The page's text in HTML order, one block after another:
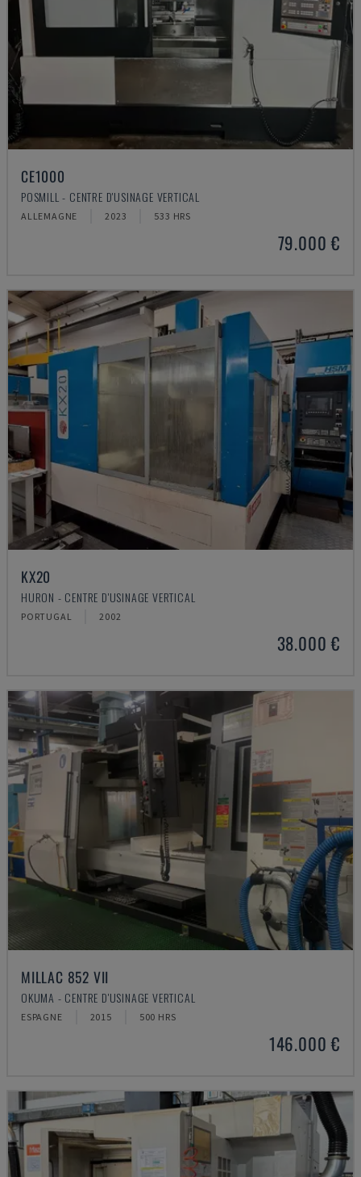
CE1000
POSMILL - CENTRE D'USINAGE VERTICAL
ALLEMAGNE 2023 533 HRS
79.000 €
KX20
HURON - CENTRE D'USINAGE VERTICAL
PORTUGAL 2002
38.000 €
MILLAC 852 VII
OKUMA - CENTRE D'USINAGE VERTICAL
ESPAGNE 2015 500 HRS
146.000 €